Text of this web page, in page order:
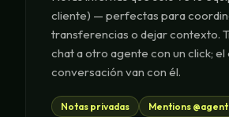
cliente) — perfectas para
transferencias o dejar contexto.
chat a otro agente con un click;
conversación van con él.
Notas privadas
Mentions